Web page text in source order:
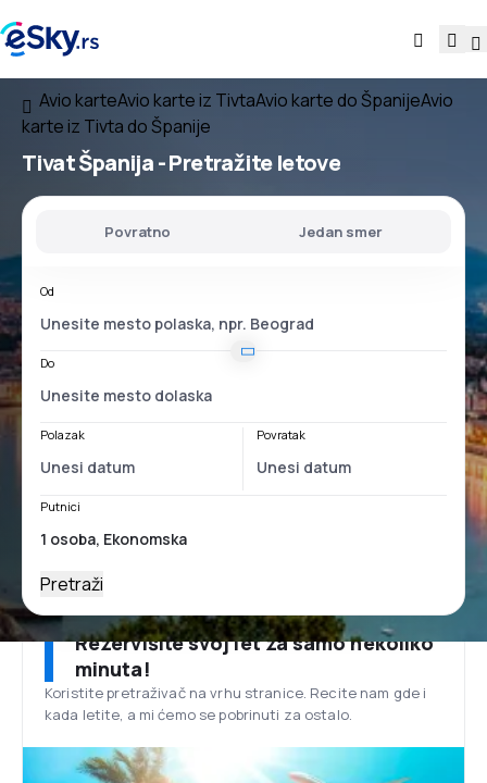
Avio karteAvio karte iz TivtaAvio karte do ŠpanijeAvio
karte iz Tivta do Španije
Tivat Španija- Pretražite letove
Povratno Jedan smer
Od
Do
Polazak Povratak
Putnici
Pretraži
Rezervišite svoj let za samo nekoliko
minuta!
Koristite pretraživač na vrhu stranice. Recite nam gde i
kada letite, a mi ćemo se pobrinuti za ostalo.